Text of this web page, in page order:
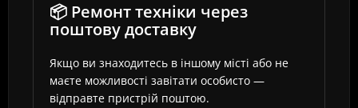
📦 Ремонт техніки через
поштову доставку
Якщо ви знаходитесь в іншому місті або не
маєте можливості завітати особисто —
відправте пристрій поштою.